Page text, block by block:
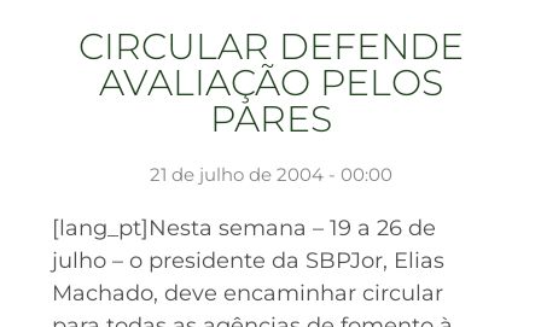
CIRCULAR DEFENDE
AVALIAÇÃO PELOS
PARES
21 de julho de 2004 - 00:00
[lang_pt]Nesta semana – 19 a 26 de
julho – o presidente da SBPJor, Elias
Machado, deve encaminhar circular